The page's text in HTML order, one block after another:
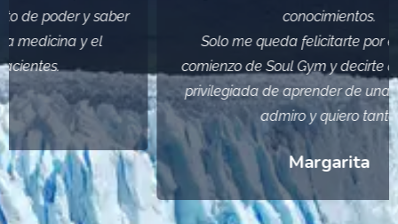
Solo me queda felicitarte por este nuevo
comienzo de Soul Gym y decirte que me siento
privilegiada de aprender de una persona que
admiro y quiero tanto.
Margarita